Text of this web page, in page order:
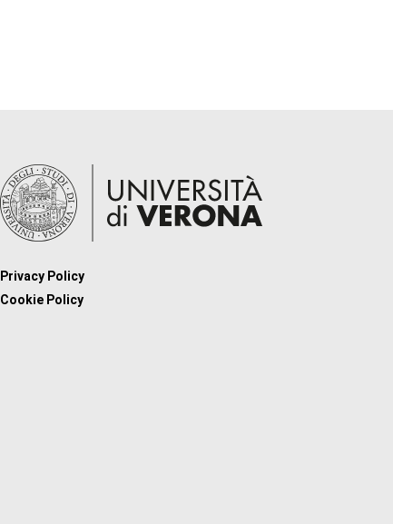
Privacy Policy
Cookie Policy